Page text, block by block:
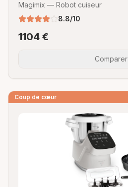
Magimix — Robot cuiseur
8.8/10
1104 €
Comparer
Coup de cœur